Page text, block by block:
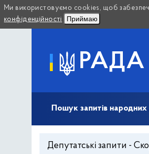
Ми використовуємо cookies, щоб
конфіденційності
Приймаю
РАДА
Пошук запитів народних
Депутатські запити -